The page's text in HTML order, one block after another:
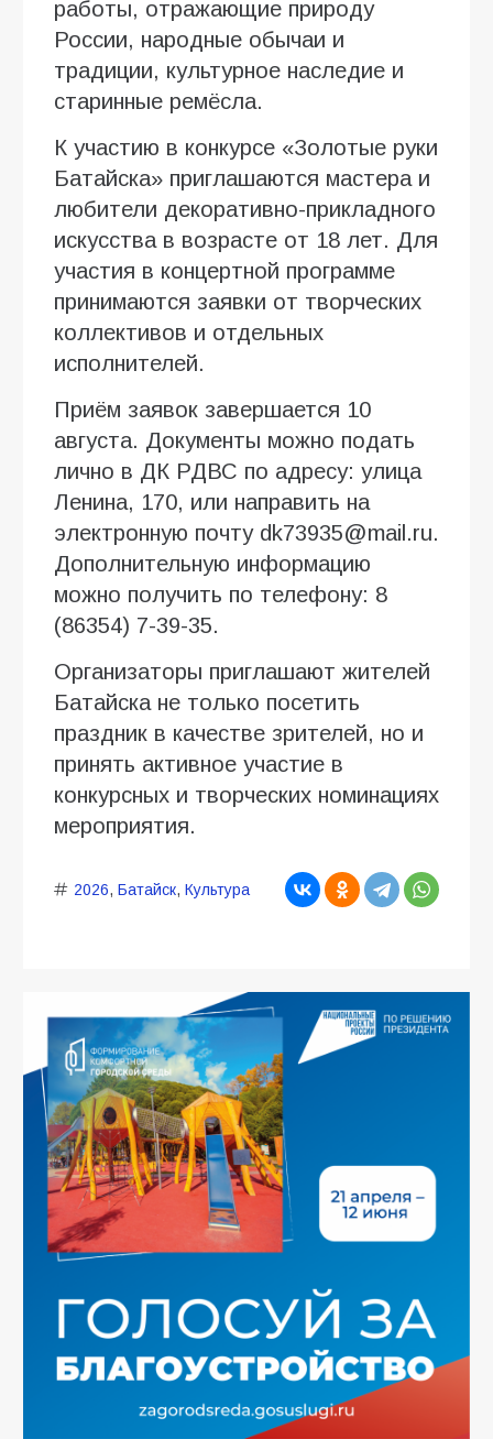
работы, отражающие природу
России, народные обычаи и
традиции, культурное наследие и
старинные ремёсла.
К участию в конкурсе «Золотые руки
Батайска» приглашаются мастера и
любители декоративно-прикладного
искусства в возрасте от 18 лет. Для
участия в концертной программе
принимаются заявки от творческих
коллективов и отдельных
исполнителей.
Приём заявок завершается 10
августа. Документы можно подать
лично в ДК РДВС по адресу: улица
Ленина, 170, или направить на
электронную почту dk73935@mail.ru.
Дополнительную информацию
можно получить по телефону: 8
(86354) 7-39-35.
Организаторы приглашают жителей
Батайска не только посетить
праздник в качестве зрителей, но и
принять активное участие в
конкурсных и творческих номинациях
мероприятия.
2026, Батайск, Культура